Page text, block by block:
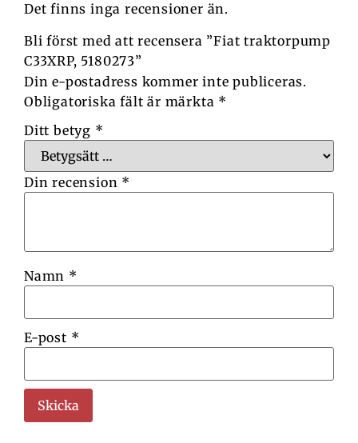
Det finns inga recensioner än.
Bli först med att recensera ”Fiat traktorpump
C33XRP, 5180273”
Din e-postadress kommer inte publiceras.
Obligatoriska fält är märkta *
Ditt betyg *
Din recension *
Namn *
E-post *